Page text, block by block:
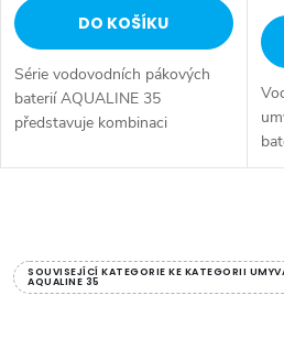
DO KOŠÍKU
Série vodovodních pákových
baterií AQUALINE 35
představuje kombinaci
designu a kvality provedení za
vč.
vSOUVISEJÍCÍ KATEGORIE KE KATEGORII
AQUALINE 35